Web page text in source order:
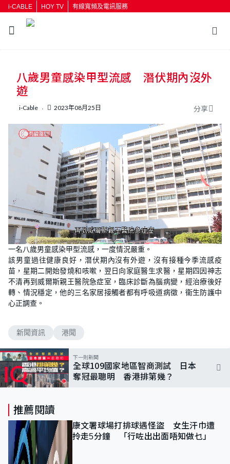
i-CABLE HOY TV 有線寬頻及電訊服務
按輸入鍵開始搜尋
八歲男童感染甲型流感 潛伏期內沒外
遊
i-Cable 2023年08月25日 分享
U
n
m
u
t
e
L
o
a
d
e
d
1
0
0
一名八歲男童感染甲型流感，一度情況嚴重。
該男童過往健康良好，潛伏期內沒有外遊，沒有接種今季流感疫
苗，星期二開始發燒和咳嗽，翌日向家庭醫生求醫，星期四因神志
不清再到威爾斯親王醫院急症室，臨床診斷為腦病變，經治療後好
轉、情況穩定，他的三名家居接觸者都有呼吸道病徵，衞生防護中
心正調查。
新聞資訊 港聞
下一則新聞
全球109國家地區智商測試 日本
奪冠最聰明 香港排第幾？
推薦閱讀
康文署球場打排球遇怪盜 女生汗巾遭
拎走5分鐘 「行咗出出面唔知做乜」